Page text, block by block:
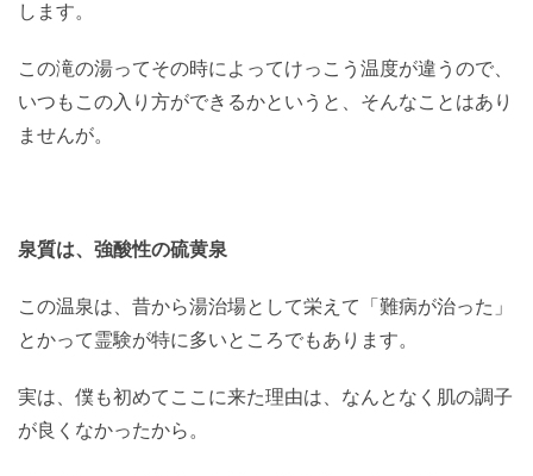
します。
この滝の湯ってその時によってけっこう温度が違うので、
いつもこの入り方ができるかというと、そんなことはあり
ませんが。
泉質は、強酸性の硫黄泉
この温泉は、昔から湯治場として栄えて「難病が治った」
とかって霊験が特に多いところでもあります。
実は、僕も初めてここに来た理由は、なんとなく肌の調子
が良くなかったから。